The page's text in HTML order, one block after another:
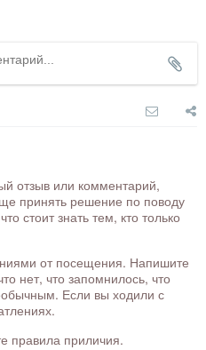
отзыв или комментарий,
принять решение по поводу
стоит знать тем, кто только
от посещения. Напишите
нет, что запомнилось, что
Если вы ходили с
правила приличия.